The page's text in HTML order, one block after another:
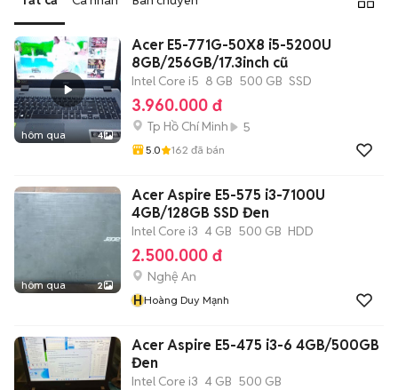
hôm qua 4
Acer E5-771G-50X8 i5-5200U
8GB/256GB/17.3inch cũ
Intel Core i5 8 GB 500 GB SSD
3.960.000 đ
Tp Hồ Chí Minh 5
5.0 162 đã bán
hôm qua 2
Acer Aspire E5-575 i3-7100U
4GB/128GB SSD Đen
Intel Core i3 4 GB 500 GB HDD
2.500.000 đ
Nghệ An
HHoàng Duy Mạnh
Acer Aspire E5-475 i3-6 4GB/500GB
Đen
Intel Core i3 4 GB 500 GB